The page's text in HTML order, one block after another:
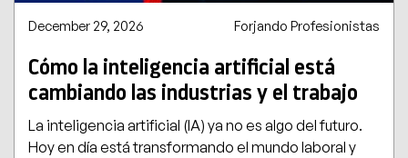
December 29, 2026 Forjando Profesionistas
Cómo la inteligencia artificial está
cambiando las industrias y el trabajo
La inteligencia artificial (IA) ya no es algo del futuro.
Hoy en día está transformando el mundo laboral y